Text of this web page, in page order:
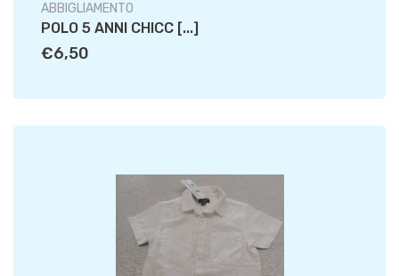
ABBIGLIAMENTO
POLO 5 ANNI CHICC [...]
€6,50